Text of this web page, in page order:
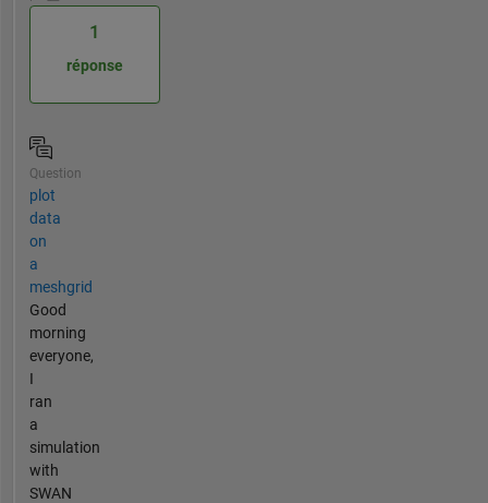
1
réponse
Question
plot
data
on
a
meshgrid
Good
morning
everyone,
I
ran
a
simulation
with
SWAN